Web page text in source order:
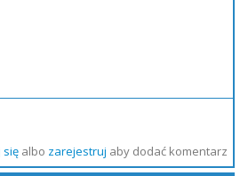
sięalbo zarejestruj aby dodać komentarz